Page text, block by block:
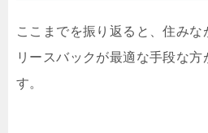
ここまでを振り返ると、住みな
リースバックが最適な手段な方
す。